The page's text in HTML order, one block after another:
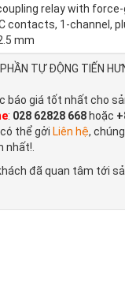
relay with
contacts, 1-channel,
mm
TỰ ĐỘNG TIẾN
báo giá tốt nhất cho
: 028 62828 668 hoặc
thể gởi Liên hệ,
nhất!.
đã quan tâm tới